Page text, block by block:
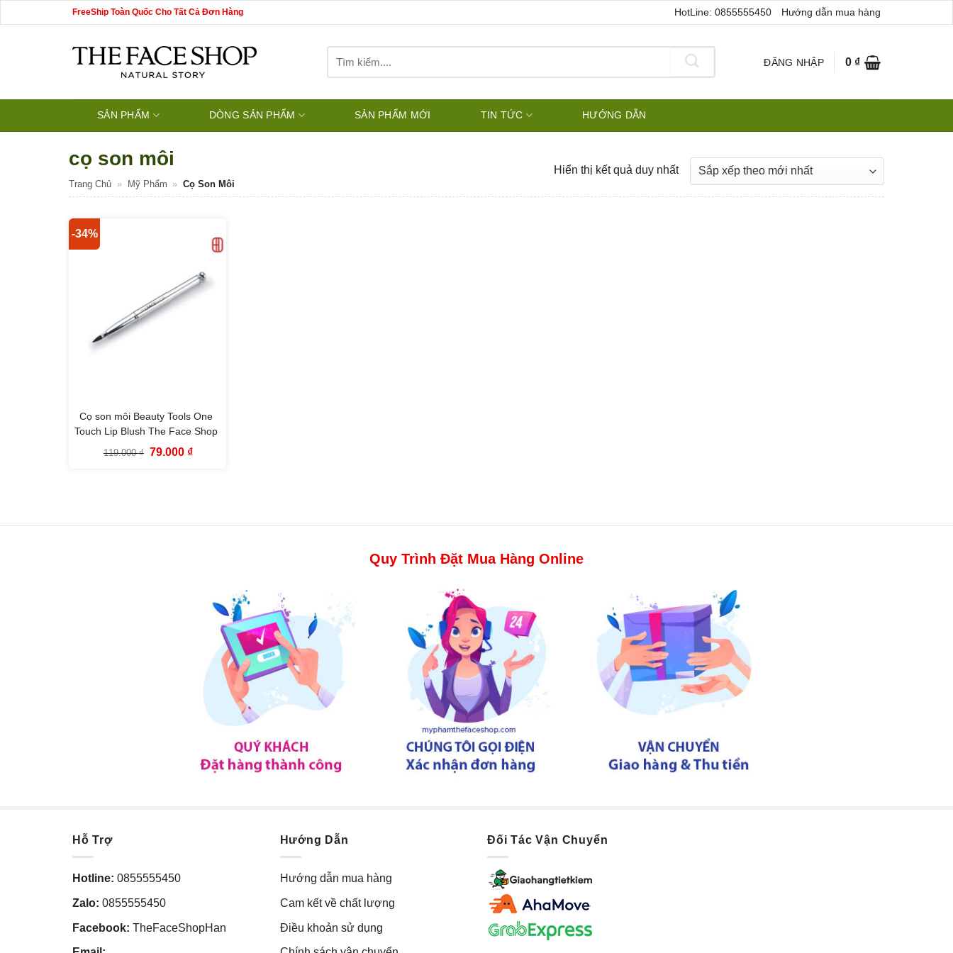
qua
FreeShip Toàn Quốc Cho Tất Cả Đơn Hàng HotLine: 0855555450 Hướng dẫn mua hàng
kiếm:
ĐĂNG NHẬP 0 ₫
SẢN PHẨM DÒNG SẢN PHẨM SẢN PHẨM MỚI TIN TỨC HƯỚNG DẪN
cọ son môi
Trang Chủ » Mỹ Phẩm » Cọ Son Môi
Hiển thị kết quả duy nhất
-34%
Cọ son môi Beauty Tools One
Touch Lip Blush The Face Shop
119.000₫ Giá
79.000 ₫Giá
Quy Trình Đặt Mua Hàng Online
Hỗ Trợ
Hotline: 0855555450
Zalo: 0855555450
Facebook: TheFaceShopHan
Hướng Dẫn
Hướng dẫn mua hàng
Cam kết về chất lượng
Điều khoản sử dụng
Đối Tác Vận Chuyển